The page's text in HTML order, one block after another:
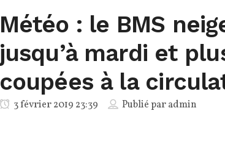
Météo : le BMS
jusqu’à mardi et
coupées à la
3 février 2019 23:39 Publié paradmin